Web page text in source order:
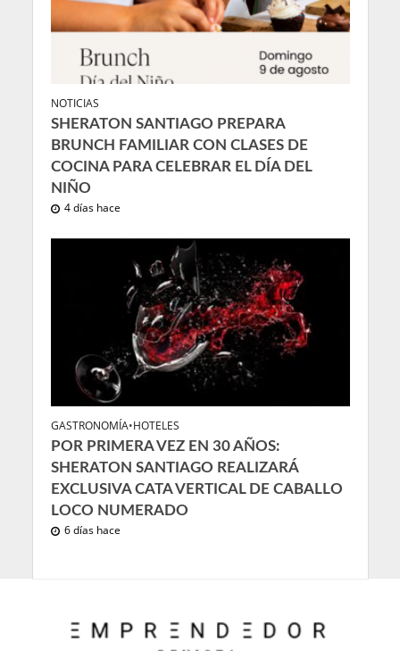
NOTICIAS
SHERATON SANTIAGO PREPARA
BRUNCH FAMILIAR CON CLASES DE
COCINA PARA CELEBRAR EL DÍA DEL
NIÑO
4 días hace
GASTRONOMÍA•HOTELES
POR PRIMERA VEZ EN 30 AÑOS:
SHERATON SANTIAGO REALIZARÁ
EXCLUSIVA CATA VERTICAL DE CABALLO
LOCO NUMERADO
6 días hace